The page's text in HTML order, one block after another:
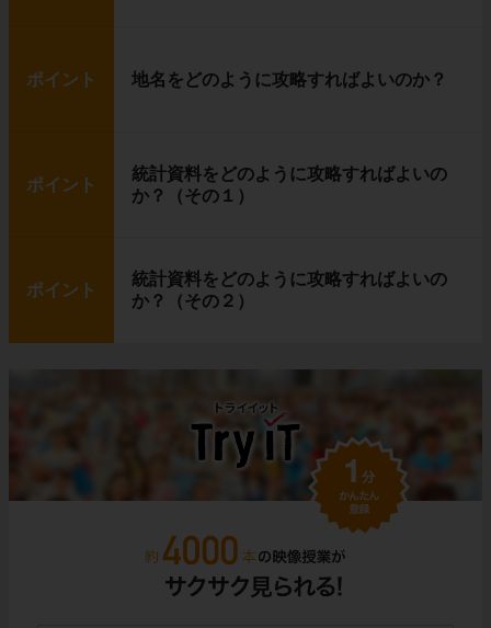
ポイント 地名をどのように攻略すればよいのか？
ポイント
統計資料をどのように攻略すればよいの
か？（その１）
ポイント
統計資料をどのように攻略すればよいの
か？（その２）